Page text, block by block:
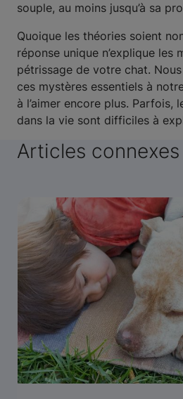
souple, au moins jusqu’à sa
Quoique les théories soient
réponse unique n’explique les
pétrissage de votre chat.
ces mystères essentiels à
à l’aimer encore plus. Parfois,
dans la vie sont difficiles à
Articles connexes